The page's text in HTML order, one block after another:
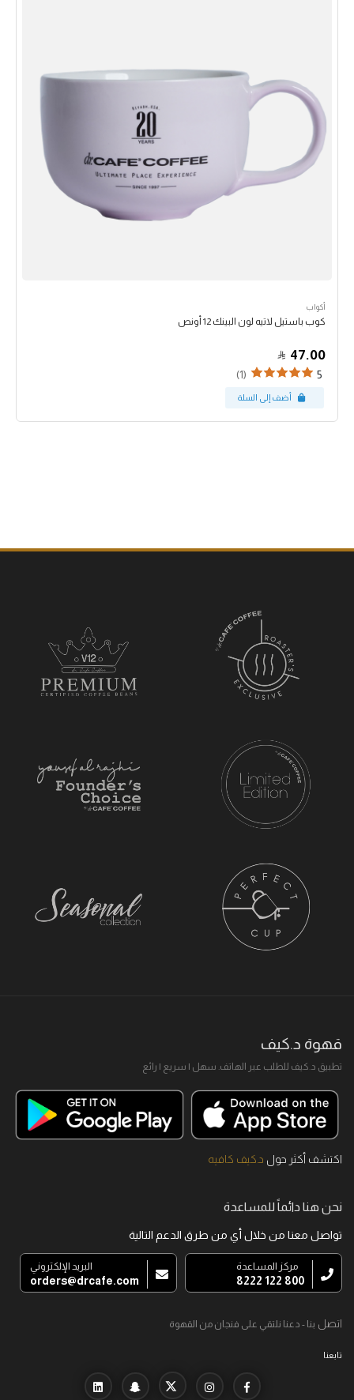
أكواب
كوب باستيل لاتيه لون البينك 12 أونص
47.00
5
(1)
قهوة د.كيف
تطبيق د.كيف للطلب عبر الهاتف. سهل I سريع I رائع
اكتشف أكثر حول د.كيف كافيه
نحن هنا دائماً للمساعدة
تواصل معنا من خلال أي من طرق الدعم التالية
مركز المساعدة
800 122 8222
البريد الإلكتروني
orders@drcafe.com
اتصل بنا - دعنا نلتقي على فنجان من القهوة
تابعنا